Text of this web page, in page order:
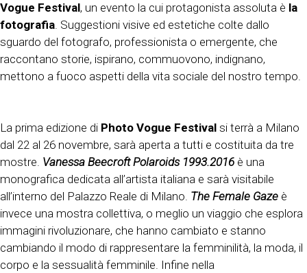
Vogue Festival, un evento la cui protagonista assoluta è la
fotografia. Suggestioni visive ed estetiche colte dallo
sguardo del fotografo, professionista o emergente, che
raccontano storie, ispirano, commuovono, indignano,
mettono a fuoco aspetti della vita sociale del nostro tempo.
La prima edizione di Photo Vogue Festival si terrà a Milano
dal 22 al 26 novembre, sarà aperta a tutti e costituita da tre
mostre. Vanessa Beecroft Polaroids 1993.2016 è una
monografica dedicata all’artista italiana e sarà visitabile
all’interno del Palazzo Reale di Milano. The Female Gaze è
invece una mostra collettiva, o meglio un viaggio che esplora
immagini rivoluzionare, che hanno cambiato e stanno
cambiando il modo di rappresentare la femminilità, la moda, il
corpo e la sessualità femminile. Infine nella